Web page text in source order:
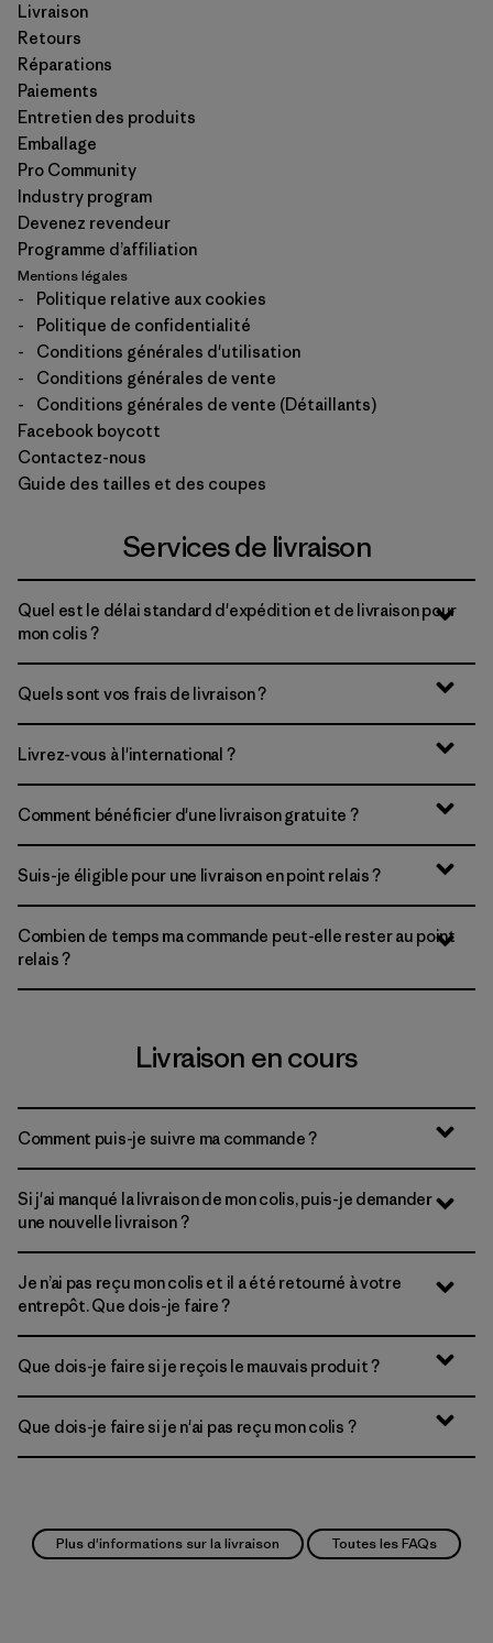
Livraison
Retours
Réparations
Paiements
Entretien des produits
Emballage
Pro Community
Industry program
Devenez revendeur
Programme d’affiliation
Mentions légales
-
Politique relative aux cookies
-
Politique de confidentialité
-
Conditions générales d'utilisation
-
Conditions générales de vente
-
Conditions générales de vente (Détaillants)
Facebook boycott
Contactez-nous
Guide des tailles et des coupes
Services de livraison
Quel est le délai standard d'expédition et de livraison pour
mon colis ?
Quels sont vos frais de livraison ?
Livrez-vous à l'international ?
Comment bénéficier d'une livraison gratuite ?
Suis-je éligible pour une livraison en point relais ?
Combien de temps ma commande peut-elle rester au point
relais ?
Livraison en cours
Comment puis-je suivre ma commande ?
Si j'ai manqué la livraison de mon colis, puis-je demander
une nouvelle livraison ?
Je n’ai pas reçu mon colis et il a été retourné à votre
entrepôt. Que dois-je faire ?
Que dois-je faire si je reçois le mauvais produit ?
Que dois-je faire si je n'ai pas reçu mon colis ?
Plus d'informations sur la livraison Toutes les FAQs